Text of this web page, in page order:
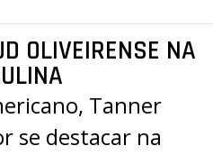
OLIVEIRENSE NA
Tanner
se destacar na